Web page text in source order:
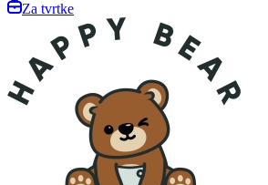
Za tvrtke